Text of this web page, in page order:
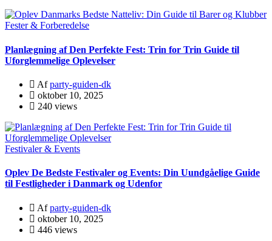
Fester & Forberedelse
Planlægning af Den Perfekte Fest: Trin for Trin Guide til
Uforglemmelige Oplevelser
Afparty-guiden-dk
oktober 10, 2025
240 views
Festivaler & Events
Oplev De Bedste Festivaler og Events: Din Uundgåelige Guide
til Festligheder i Danmark og Udenfor
Afparty-guiden-dk
oktober 10, 2025
446 views